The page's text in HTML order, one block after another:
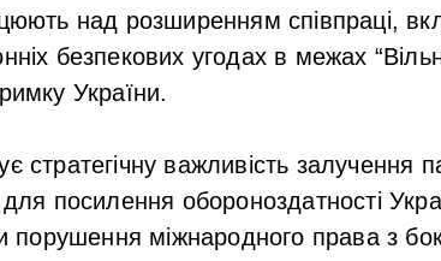
над розширенням співпраці,
безпекових угодах в межах
України.
стратегічну важливість залучення
для посилення обороноздатності
порушення міжнародного права з